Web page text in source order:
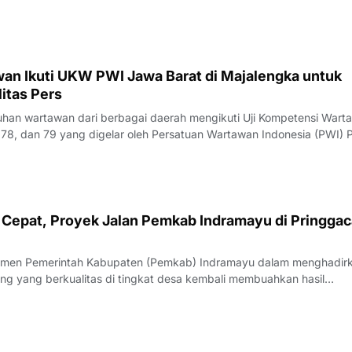
Ikuti UKW PWI Jawa Barat di Majalengka untuk
Pers
wartawan dari berbagai daerah mengikuti Uji Kompetensi
dan 79 yang digelar oleh Persatuan Wartawan Indonesia (PWI)
Rabu (22/7/2026).Pelaksana Tugas (Plt) Ketua PWI Jawa
Proyek Jalan Pemkab Indramayu di
Pemerintah Kabupaten (Pemkab) Indramayu dalam
yang berkualitas di tingkat desa kembali membuahkan hasil
yang apik antara pemangku kebijakan dan penyedia jasa, proyek